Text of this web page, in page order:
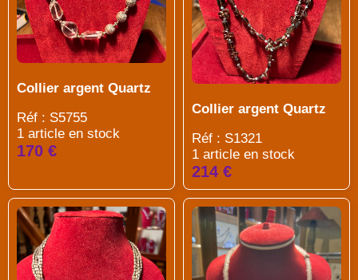
Collier argent Quartz
Réf : S5755
1 article en stock
170 €
Collier argent Quartz
Réf : S1321
1 article en stock
214 €